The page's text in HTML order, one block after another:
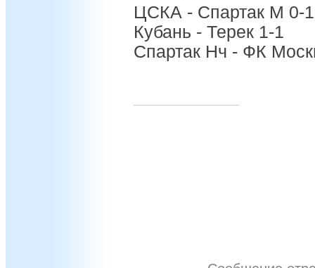
ЦСКА - Спартак М 0-1
Кубань - Терек 1-1
Спартак Нч - ФК